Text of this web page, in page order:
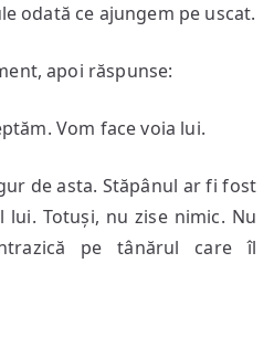
odată ce ajungem pe uscat.
apoi răspunse:
Vom face voia lui.
de asta. Stăpânul ar fi fost
Totuși, nu zise nimic. Nu
pe tânărul care îl